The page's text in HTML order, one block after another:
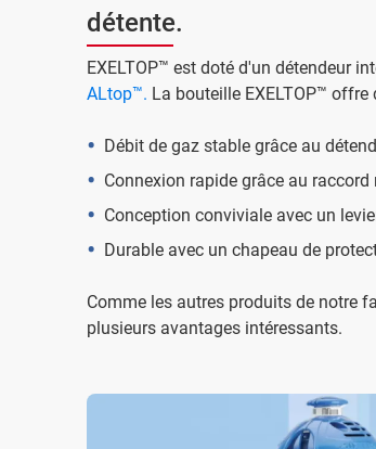
détente.
EXELTOP™ est doté d'un détendeur
ALtop™. La bouteille EXELTOP™
Débit de gaz stable grâce au
Connexion rapide grâce au raccord
Conception conviviale avec un
Durable avec un chapeau de
Comme les autres produits de notre
plusieurs avantages intéressants.